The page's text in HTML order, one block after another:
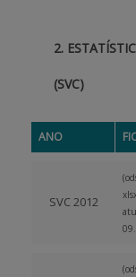
2.
(SVC)
ANO
SVC 2012